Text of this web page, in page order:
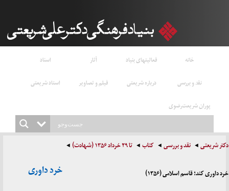
خانه فعالیتهای بنیاد آثار
اسناد
نقد و بررسی
درباره شریعتی فیلم و تصاویر
استاد شریعتی
پوران شریعت‌رضوی
دکتر شریعتی نقد و بررسی کتاب تا ۲۹ خرداد ۱۳۵۶ (شهادت)
خرد داوری کند؛ قاسم اسلامی (۱۳۵۶)
خرد داوری